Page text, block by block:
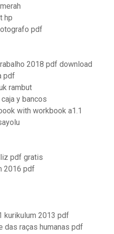
hp
pdf
2018 pdf download
pdf
rambut
y bancos
with workbook a1.1
pdf gratis
2016 pdf
kurikulum 2013 pdf
das raças humanas pdf